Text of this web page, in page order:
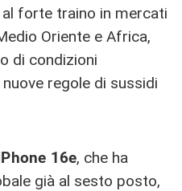
forte traino in mercati
Oriente e Africa,
di condizioni
regole di sussidi
16e, che ha
già al sesto posto,